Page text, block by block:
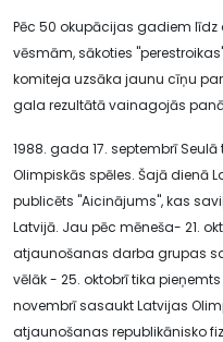
Pēc 50 okupācijas gadiem
vēsmām, sākoties
komiteja uzsāka jaunu cīņu
gala rezultātā vainagojās
1988. gada 17. septembrī
Olimpiskās spēles. Šajā dienā
publicēts "Aicinājums", kas
Latvijā. Jau pēc mēneša- 21.
atjaunošanas darba grupas
vēlāk - 25. oktobrī tika
novembrī sasaukt Latvijas
atjaunošanas republikānisko